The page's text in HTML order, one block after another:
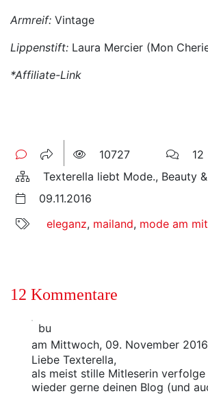
Armreif: Vintage
Lippenstift: Laura Mercier (Mon
*Affiliate-Link
10727
12
Texterella liebt Mode., Beauty
09.11.2016
eleganz, mailand, mode am
12 Kommentare
bu
am Mittwoch, 09. November
Liebe Texterella,
als meist stille Mitleserin verfolge
wieder gerne deinen Blog (und